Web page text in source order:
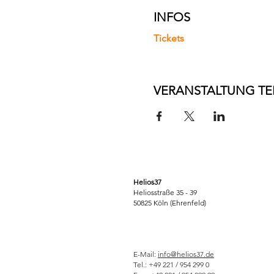
INFOS
Tickets
VERANSTALTUNG
Helios37
Heliosstraße 35 - 39
50825 Köln (Ehrenfeld)
E-Mail: info@helios37.de
Tel.: +49 221 / 954 299 0